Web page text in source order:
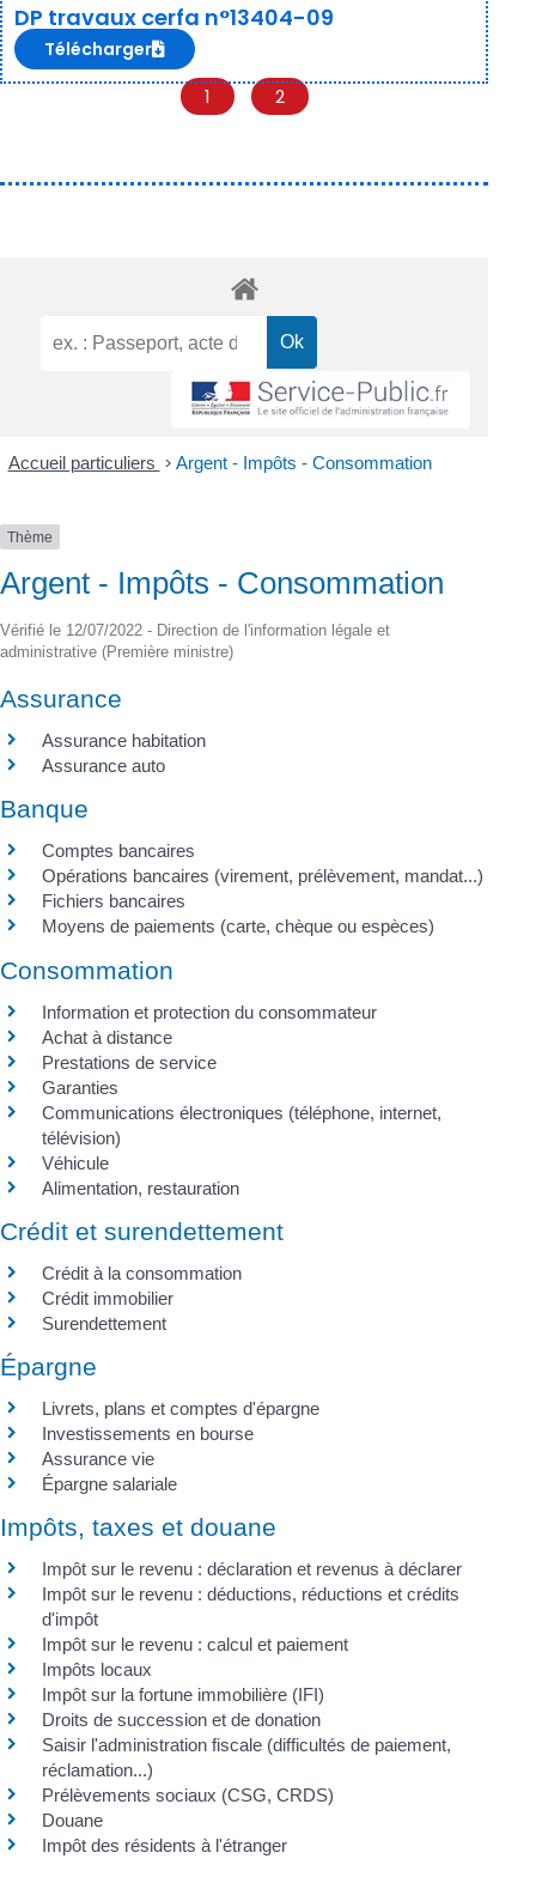
DP travaux cerfa n°13404-09
Télécharger
1 2
Accueil particuliers > Argent - Impôts - Consommation
Thème
Argent - Impôts - Consommation
Vérifié le 12/07/2022 - Direction de l'information légale et
administrative (Première ministre)
Assurance
Assurance habitation
Assurance auto
Banque
Comptes bancaires
Opérations bancaires (virement, prélèvement, mandat...)
Fichiers bancaires
Moyens de paiements (carte, chèque ou espèces)
Consommation
Information et protection du consommateur
Achat à distance
Prestations de service
Garanties
Communications électroniques (téléphone, internet,
télévision)
Véhicule
Alimentation, restauration
Crédit et surendettement
Crédit à la consommation
Crédit immobilier
Surendettement
Épargne
Livrets, plans et comptes d'épargne
Investissements en bourse
Assurance vie
Épargne salariale
Impôts, taxes et douane
Impôt sur le revenu : déclaration et revenus à déclarer
Impôt sur le revenu : déductions, réductions et crédits
d'impôt
Impôt sur le revenu : calcul et paiement
Impôts locaux
Impôt sur la fortune immobilière (IFI)
Droits de succession et de donation
Saisir l'administration fiscale (difficultés de paiement,
réclamation...)
Prélèvements sociaux (CSG, CRDS)
Douane
Impôt des résidents à l'étranger